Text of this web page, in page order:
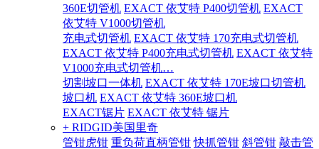
360E切管机 EXACT 依艾特 P400切管机 EXACT
依艾特 V1000切管机
充电式切管机 EXACT 依艾特 170充电式切管机
EXACT 依艾特 P400充电式切管机 EXACT 依艾特
V1000充电式切管机…
切割坡口一体机 EXACT 依艾特 170E坡口切管机
坡口机 EXACT 依艾特 360E坡口机
EXACT锯片 EXACT 依艾特 锯片
+ RIDGID美国里奇
管钳虎钳 重负荷直柄管钳 快抓管钳 斜管钳 敲击管